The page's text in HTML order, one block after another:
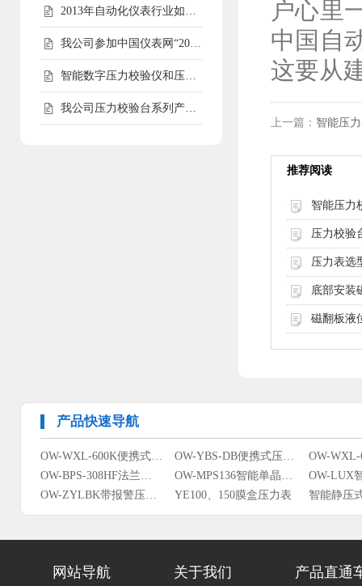
2013年自动化仪表行业如何走好自己的路
我公司参加中国仪表网“2012年度第二届中国仪表网十大实力供应商
智能数字压力校验仪和压力校验台受客户青睐
我公司压力校验台系列产品完成全面升级
户心里
中国自
这要从
上一篇： 智能压
推荐阅读
智能压力
压力校验
压力表选
底部安装
磁翻板液
产品快速导航
OW-WXL-600K便携式干体式温度校验炉（数码）
OW-YBS-DB便携式压力校验仪
OW-BPS-308HF法兰隔离防腐压力变送器
OW-MPS136智能单晶硅压力/差压变送器
OW-ZYLBK带报警压力变送控制开关
YE100、150膜盒压力表
智能静压
LGWY液体涡轮流量计智能一体型
W系列防爆数字温度显示仪 智能浮球
网站导航 关于我们 产品直通